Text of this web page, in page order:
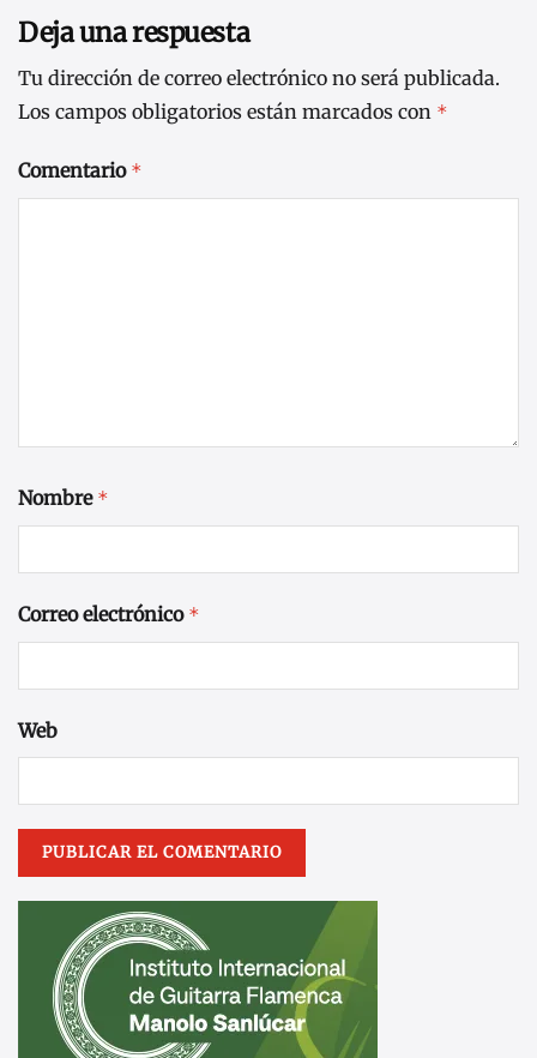
Deja una respuesta
Tu dirección de correo electrónico no será publicada.
Los campos obligatorios están marcados con *
Comentario *
Nombre *
Correo electrónico *
Web